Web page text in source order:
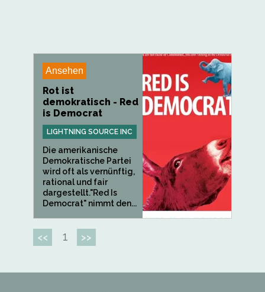
Ansehen
Rot ist
demokratisch - Red
is Democrat
LIGHTNING SOURCE INC
Die amerikanische
Demokratische Partei
wird oft als vernünftig,
rational und fair
dargestellt."Red Is
Democrat" nimmt den...
<< 1 >>